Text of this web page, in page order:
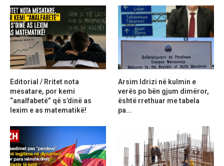
Editorial / Rritet nota
mesatare, por kemi
“analfabetë” që s’dinë as
lexim e as matematikë!
Arsim Idrizi në kulmin e
verës po bën gjum dimëror,
është rrethuar me tabela
pa...